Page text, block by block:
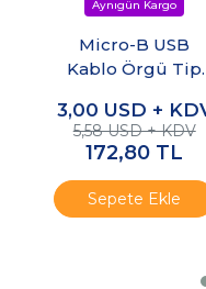
Micro-B USB
Kablo Örgü Tip
Kablosu
3,00 USD +
5,58 USD + KDV
172,80 TL
Sepete Ekle